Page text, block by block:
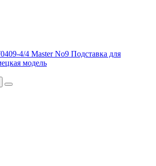
4/4 Master No9 Подставка для
модель